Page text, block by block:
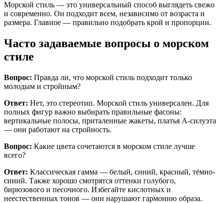
Морской стиль — это универсальный способ выглядеть свежо
и современно. Он подходит всем, независимо от возраста и
размера. Главное — правильно подобрать крой и пропорции.
Часто задаваемые вопросы о морском
стиле
Вопрос: Правда ли, что морской стиль подходит только
молодым и стройным?
Ответ: Нет, это стереотип. Морской стиль универсален. Для
полных фигур важно выбирать правильные фасоны:
вертикальные полосы, приталенные жакеты, платья А-силуэта
— они работают на стройность.
Вопрос: Какие цвета сочетаются в морском стиле лучше
всего?
Ответ: Классическая гамма — белый, синий, красный, тёмно-
синий. Также хорошо смотрятся оттенки голубого,
бирюзового и песочного. Избегайте кислотных и
неестественных тонов — они нарушают гармонию образа.